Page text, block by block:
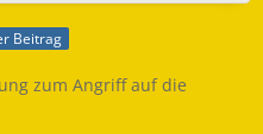
Beitrag
zum Angriff auf die